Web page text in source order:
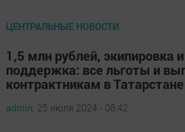
ЦЕНТРАЛЬНЫЕ НОВОСТИ
1,5 млн рублей, экипировка и
поддержка: все льготы и
контрактникам в Татарстане
admin, 25 июля 2024 - 08:42